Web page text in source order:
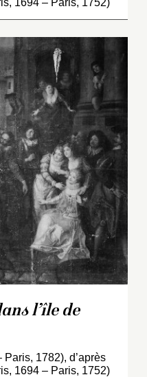
1694 – Paris, 1752)
l’île de
1782), d’après
1694 – Paris, 1752)